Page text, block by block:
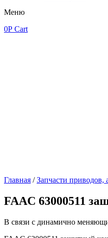
Меню
0Р Cart
Главная /Запчасти приводов,
FAAC 63000511
В связи с динамично